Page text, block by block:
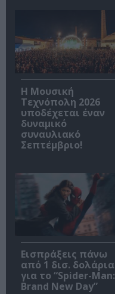
Η Μουσική
Τεχνόπολη 2026
υποδέχεται έναν
δυναμικό
συναυλιακό
Σεπτέμβριο!
Εισπράξεις πάνω
από 1 δισ. δολάρια
για το “Spider-Man:
Brand New Day”